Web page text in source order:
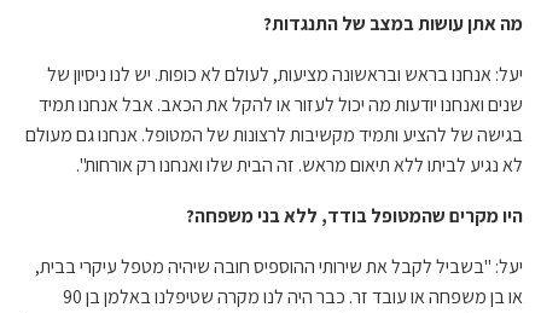
מה אתן עושות במצב של התנגדות?
יעל: אנחנו בראש ובראשונה מציעות, לעולם לא כופות. יש לנו ניסיון של
שנים ואנחנו יודעות מה יכול לעזור או להקל את הכאב. אבל אנחנו תמיד
בגישה של להציע ותמיד מקשיבות לרצונות של המטופל. אנחנו גם מעולם
לא נגיע לביתו ללא תיאום מראש. זה הבית שלו ואנחנו רק אורחות".
היו מקרים שהמטופל בודד, ללא בני משפחה?
יעל: "בשביל לקבל את שירותי ההוספיס חובה שיהיה מטפל עיקרי בבית,
או בן משפחה או עובד זר. כבר היה לנו מקרה שטיפלנו באלמן בן 90